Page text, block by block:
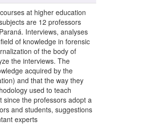
at higher education
are 12 professors
Interviews, analyses
of knowledge in forensic
of the body of
the interviews. The
acquired by the
and that the way they
used to teach
since the professors adopt a
and students, suggestions
experts